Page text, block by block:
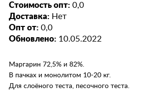
Стоимость опт: 0,0
Доставка: Нет
Опт от: 0,0
Обновлено: 10.05.2022
Маргарин 72,5% и 82%.
В пачках и монолитом 10-20 кг.
Для слоёного теста, песочного теста.